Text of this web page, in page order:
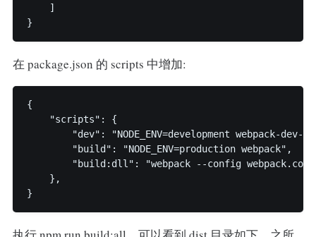
]
}
在 package.json 的 scripts 中增加:
{
"scripts": {
"dev": "NODE_ENV=development webpack-dev-
"build": "NODE_ENV=production webpack",
"build:dll": "webpack --config
},
}